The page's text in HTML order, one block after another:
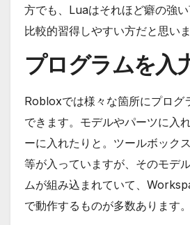
方でも、Luaはそれほど癖の強
比較的習得しやすい方だと思いま
プログラムを入
Robloxでは様々な箇所にプログ
できます。モデルやパーツに入
ーに入れたりと。ツールボック
等が入っていますが、そのモデ
ムが組み込まれていて、
で動作するものが多数あります。